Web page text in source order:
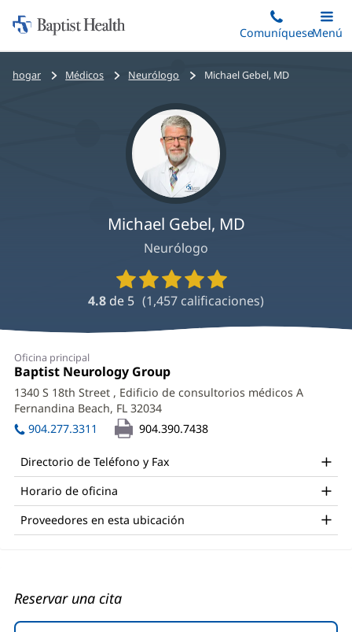
al
contenido
principal
Iniciar:
Baptist
Health
ComuníqueseMenú
Bread
hogar Médicos Neurólogo Michael Gebel, MD
Michael Gebel, MD
Neurólogo
Calificaciones
y
reseñas
proveedores
4.8 de 5 (1,457 calificaciones)
Michael
Gebel,
MD
Office
and
Other
Patient
Information
Oficina principal
Oficina
1:
Baptist Neurology Group
abre
en
ventana
1340 S 18th Street , Edificio de consultorios médicos A
Fernandina Beach, FL 32034
abre
904.277.3311 904.390.7438
Directorio de Teléfono y Fax
Horario de oficina
Proveedores en esta ubicación
Reservar una cita